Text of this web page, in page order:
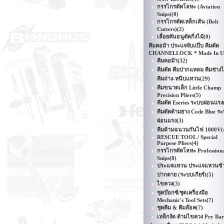
กรรไกรตัดโลหะ (Aviation
Snips)(0)
กรรไกรตัดเหล็กเส้น (Bolt
Cutters)(2)
เลื่อยคันธนูตัดกิ่งไม้(0)
คีมคอม้า ประแจจับแป๊บ คีมตัด
CHANNELLOCK * Made In
คีมคอม้า(32)
คีมตัด คีมปากแหลม คีมช่าง
คีมถ่าง-หนีบแหวน(29)
คีมขนาดเล็ก Little Champ
Precision Pliers(5)
คีมตัด Eseries ระบบผ่อนแรง
คีมตัดด้ามยาง Code Blue ร
ผ่อนแรง(3)
คีมด้ามฉนวนกันไฟ 1000V
RESCUE TOOL / Special
Purpose Pliers(4)
กรรไกรตัดโลหะ
Snips(8)
ประแจแหวน ประแจแหวนข้
ปากตาย (ระบบเกียร์)(5)
ไขควง(3)
ชุดบ๊อกซ์/ชุดเครื่องมือ
Mechanic's Tool Sets(7)
ชุดคีม & คีมล๊อค(7)
เหล็กงัด ด้ามไขควง Pry